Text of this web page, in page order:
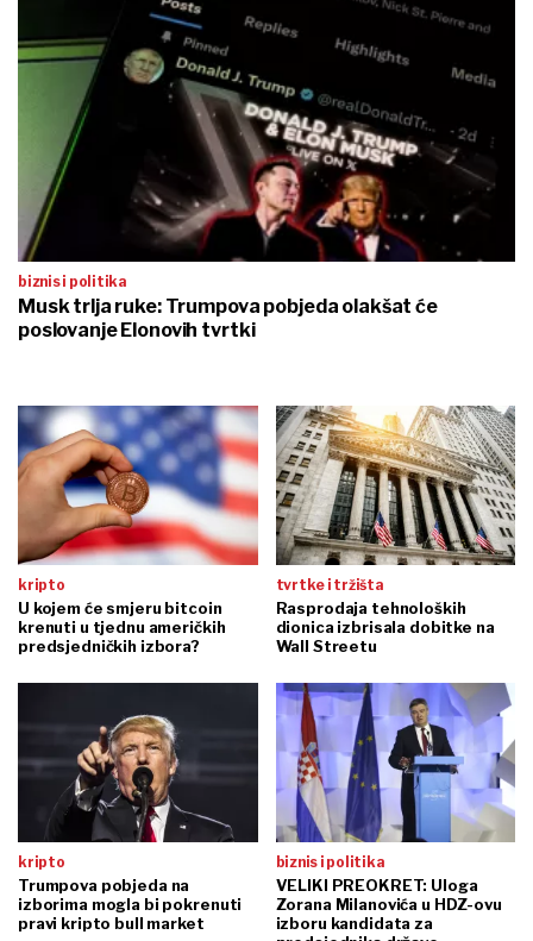
biznis i politika
Musk trlja ruke: Trumpova pobjeda olakšat će
poslovanje Elonovih tvrtki
kripto
U kojem će smjeru bitcoin
krenuti u tjednu američkih
predsjedničkih izbora?
tvrtke i tržišta
Rasprodaja tehnoloških
dionica izbrisala dobitke na
Wall Streetu
kripto
Trumpova pobjeda na
izborima mogla bi pokrenuti
pravi kripto bull market
biznis i politika
VELIKI PREOKRET: Uloga
Zorana Milanovića u HDZ-ovu
izboru kandidata za